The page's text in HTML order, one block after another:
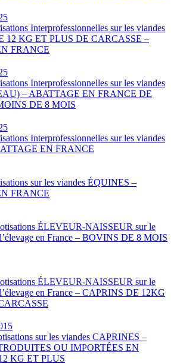
Interprofessionnelles sur les viandes
12 KG ET PLUS DE CARCASSE –
FRANCE
Interprofessionnelles sur les viandes
– ABATTAGE EN FRANCE DE
DE 8 MOIS
Interprofessionnelles sur les viandes
EN FRANCE
sur les viandes ÉQUINES –
FRANCE
ÉLEVEUR-NAISSEUR sur le
en France – BOVINS DE 8 MOIS
ÉLEVEUR-NAISSEUR sur le
en France – CAPRINS DE 12KG
sur les viandes CAPRINES –
OU IMPORTÉES EN
KG ET PLUS